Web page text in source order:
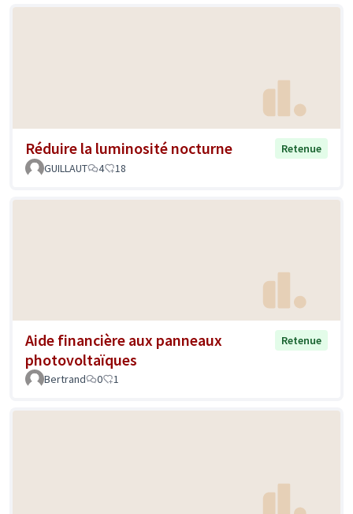
Réduire la luminosité nocturne
Retenue
GUILLAUT
4 18
Aide financière aux panneaux
photovoltaïques
Retenue
Bertrand 0 1